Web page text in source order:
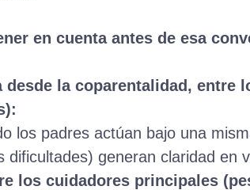
en cuenta antes de esa
la coparentalidad, entre
los padres actúan bajo una
generan claridad en
los cuidadores principales